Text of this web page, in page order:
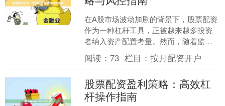
在A股市场波动加剧的背景下，股票配资
作为一种杠杆工具，正被越来越多投资
者纳入资产配置考量。然而，随着监管
趋严炒股配资公司，如何选择合规渠
道、制定科学杠杆策略并建....
阅读：73 栏目：按月配资开户
股票配资盈利策略：高效杠
杆操作指南